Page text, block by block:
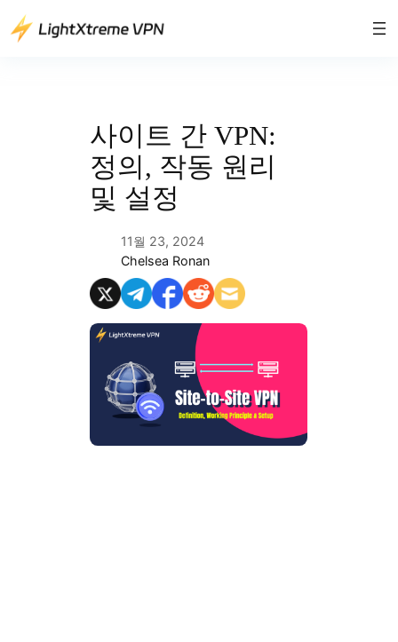
텐
사이트 간 VPN:
정의, 작동 원리
및 설정
11월 23, 2024
Chelsea Ronan